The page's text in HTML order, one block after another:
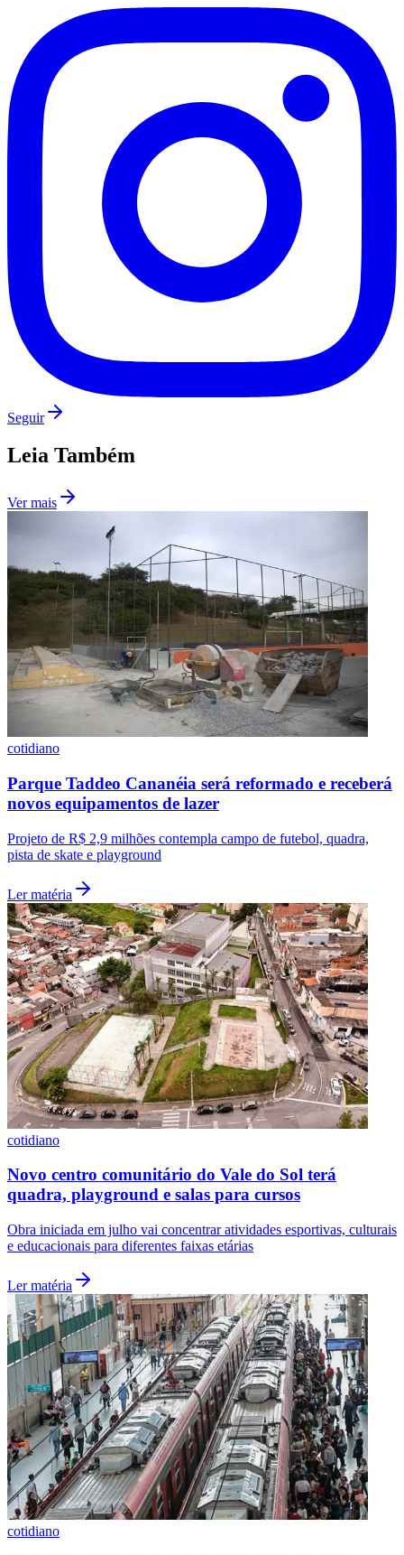
São Paulo
Santos
Flamengo
Seguir
Leia Também
Ver mais
cotidiano
Parque Taddeo Cananéia será reformado e receberá
novos equipamentos de lazer
Projeto de R$ 2,9 milhões contempla campo de futebol, quadra,
pista de skate e playground
Ler matéria
cotidiano
Novo centro comunitário do Vale do Sol terá
quadra, playground e salas para cursos
Obra iniciada em julho vai concentrar atividades esportivas, culturais
e educacionais para diferentes faixas etárias
Ler matéria
cotidiano